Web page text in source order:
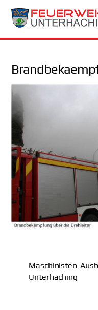
Skip
Maschinisten-
Unterhaching